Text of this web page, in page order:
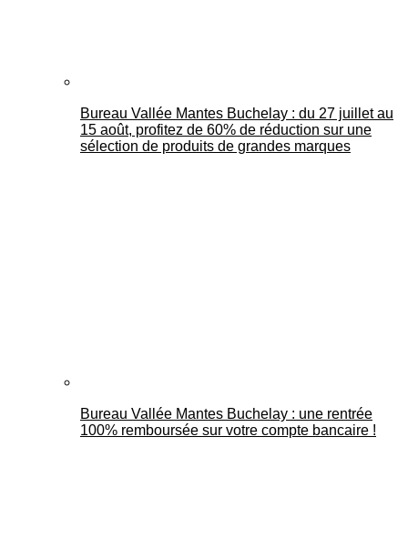
Bureau Vallée Mantes Buchelay : du 27 juillet au
15 août, profitez de 60% de réduction sur une
sélection de produits de grandes marques
Bureau Vallée Mantes Buchelay : une rentrée
100% remboursée sur votre compte bancaire !